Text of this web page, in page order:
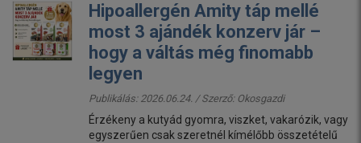
Hipoallergén Amity táp mellé
most 3 ajándék konzerv jár –
hogy a váltás még finomabb
legyen
Publikálás: 2026.06.24. / Szerző: Okosgazdi
Érzékeny a kutyád gyomra, viszket, vakarózik, vagy
egyszerűen csak szeretnél kímélőbb összetételű